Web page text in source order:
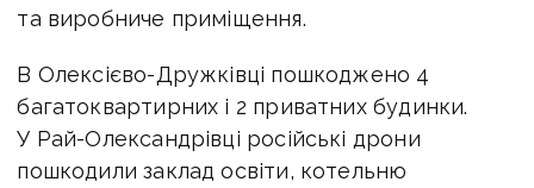
та виробниче приміщення.
В Олексієво-Дружківці пошкоджено 4
багатоквартирних і 2 приватних будинки.
У Рай-Олександрівці російські дрони
пошкодили заклад освіти, котельню